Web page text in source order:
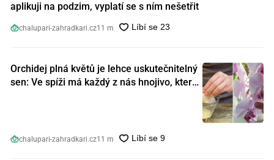
aplikuji na podzim, vyplatí se s ním nešetřit
chalupari-zahradkari.cz11 m
Orchidej plná květů je lehce uskutečnitelný
sen: Ve spíži má každý z nás hnojivo, které
chalupari-zahradkari.cz11 m